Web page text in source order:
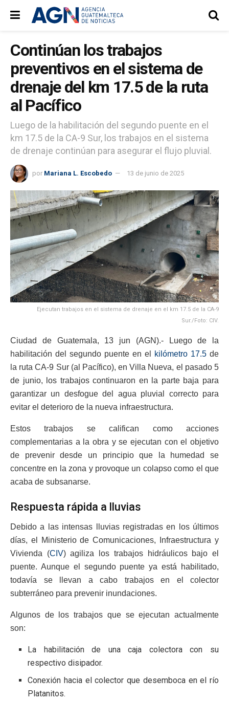
Continúan los trabajos
preventivos en el sistema de
drenaje del km 17.5 de la ruta
al Pacífico
Luego de la habilitación del segundo puente en el
km 17.5 de la CA-9 Sur, los trabajos en el sistema
de drenaje continúan para asegurar el flujo pluvial.
por Mariana L. Escobedo 13 de junio de 2025
Ejecutan trabajos en el sistema de drenaje en el km 17.5 de la CA-9
Sur./Foto: CIV.
Ciudad de Guatemala, 13 jun (AGN).- Luego de la
habilitación del segundo puente en el
kilómetro 17.5 de
la ruta CA-9 Sur (al Pacífico), en Villa Nueva, el pasado 5
de junio, los trabajos continuaron en la parte baja para
garantizar un desfogue del agua pluvial correcto para
evitar el deterioro de la nueva infraestructura.
Estos trabajos se califican como acciones
complementarias a la obra y se ejecutan con el objetivo
de prevenir desde un principio que la humedad se
concentre en la zona y provoque un colapso como el que
acaba de subsanarse.
Respuesta rápida a lluvias
Debido a las intensas lluvias registradas en los últimos
días, el Ministerio de Comunicaciones, Infraestructura y
Vivienda (CIV) agiliza los trabajos hidráulicos bajo el
puente. Aunque el segundo puente ya está habilitado,
todavía se llevan a cabo trabajos en el colector
subterráneo para prevenir inundaciones.
Algunos de los trabajos que se ejecutan actualmente
son:
La habilitación de una caja colectora con su
respectivo disipador.
Conexión hacia el colector que desemboca en el río
Platanitos.